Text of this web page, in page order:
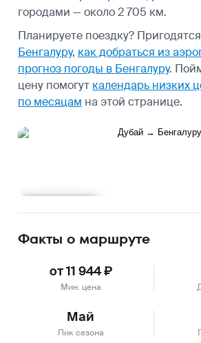
городами — около 2 705 км.
Планируете поездку? Пригодятся
Бенгалуру, как добраться из
прогноз погоды в Бенгалуру.
цену помогут календарь низких
по месяцам на этой странице.
Факты о маршруте
от 11 944 ₽
Мин. цена
Май
Пик сезона